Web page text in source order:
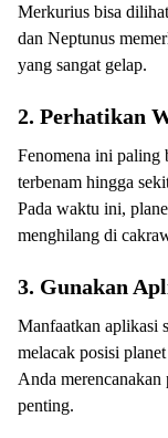
Merkurius bisa
dan Neptunus
yang sangat gelap.
2. Perhatikan
Fenomena ini paling
terbenam hingga
Pada waktu ini,
menghilang di
3. Gunakan
Manfaatkan aplikasi
melacak posisi
Anda merencanakan
penting.